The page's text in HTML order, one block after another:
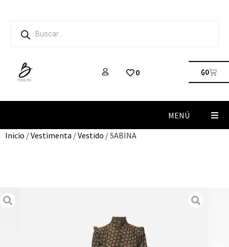
0 ₲0
MENÚ
Inicio /Vestimenta /Vestido / SABINA